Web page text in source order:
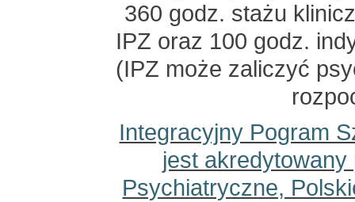
360 godz. stażu
IPZ oraz 100 godz.
(IPZ może zaliczyć
Integracyjny Pogram
jest
Psychiatryczne,